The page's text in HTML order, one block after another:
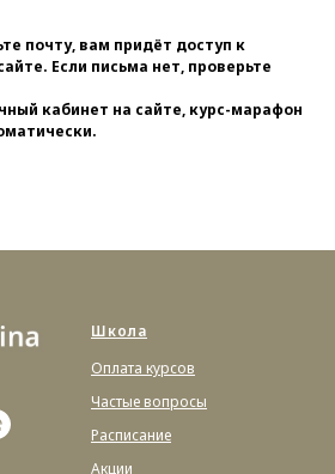
почту, вам придёт доступ к
Если письма нет, проверьте
кабинет на сайте, курс-марафон
Школа
Оплата курсов
Частые вопросы
Расписание
Акции